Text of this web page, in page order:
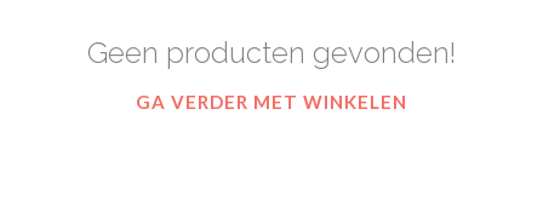
Geen producten gevonden!
GA VERDER MET WINKELEN